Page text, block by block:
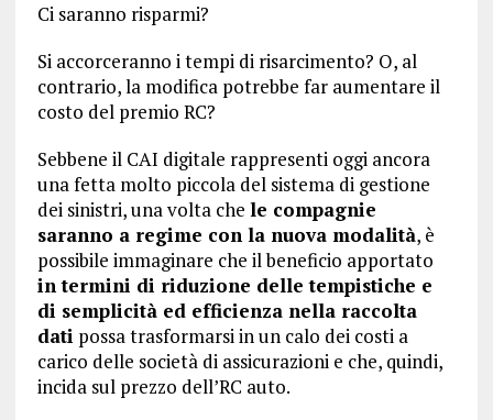
Ci saranno risparmi?
Si accorceranno i tempi di risarcimento? O, al
contrario, la modifica potrebbe far aumentare il
costo del premio RC?
Sebbene il CAI digitale rappresenti oggi ancora
una fetta molto piccola del sistema di gestione
dei sinistri, una volta che le compagnie
saranno a regime con la nuova modalità, è
possibile immaginare che il beneficio apportato
in termini di riduzione delle tempistiche e
di semplicità ed efficienza nella raccolta
dati possa trasformarsi in un calo dei costi a
carico delle società di assicurazioni e che, quindi,
incida sul prezzo dell’RC auto.